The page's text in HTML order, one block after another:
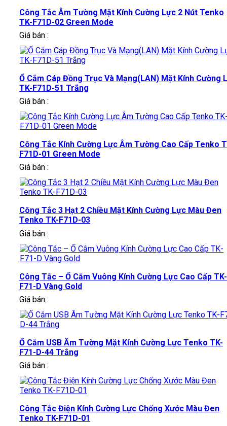
Công Tắc Âm Tường Mặt Kính Cường Lực 2 Nút Tenko
TK-F71D-02 Green Mode
Giá bán :
Ổ Cắm Cáp Đồng Trục Và Mạng(LAN) Mặt Kính Cường
TK-F71D-51 Trắng
Giá bán :
Công Tắc Kính Cường Lực Âm Tường Cao Cấp Tenko
F71D-01 Green Mode
Giá bán :
Công Tắc 3 Hạt 2 Chiều Mặt Kính Cường Lực Màu Đen
Tenko TK-F71D-03
Giá bán :
Công Tắc – Ổ Cắm Vuông Kính Cường Lực Cao Cấp TK-
F71-D Vàng Gold
Giá bán :
Ổ Cắm USB Âm Tường Mặt Kính Cường Lực Tenko TK-
F71-D-44 Trắng
Giá bán :
Công Tắc Điện Kính Cường Lực Chống Xước Màu Đen
Tenko TK-F71D-01